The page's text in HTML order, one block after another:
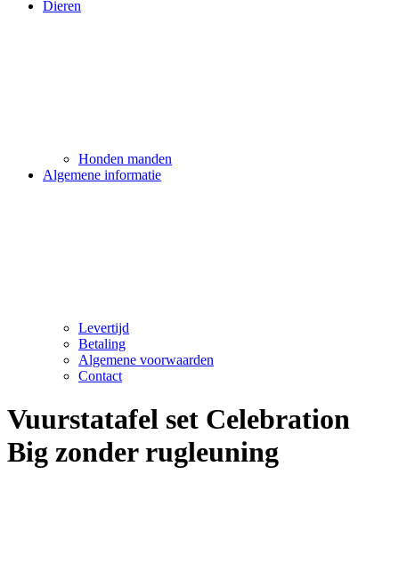
Dieren
Honden manden
Algemene informatie
Levertijd
Betaling
Algemene voorwaarden
Contact
Vuurstatafel set Celebration
Big zonder rugleuning